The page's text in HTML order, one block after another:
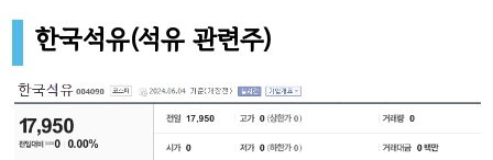
한국석유(석유 관련주)